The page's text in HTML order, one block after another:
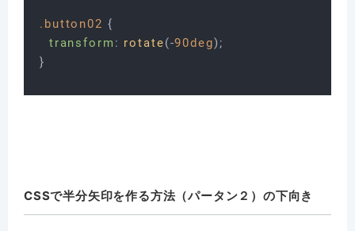
.button02 {
transform : rotate(-90deg);
CSSで半分矢印を作る方法（パータン２）の下向き